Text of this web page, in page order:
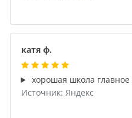
катя ф.
хорошая школа
Источник: Яндекс